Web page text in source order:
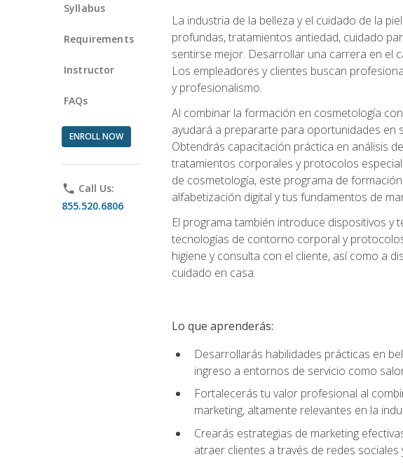
Syllabus
Requirements
Instructor
FAQs
ENROLL NOW
phone Call Us:
855.520.6806
La industria de la belleza y el cuidado de la
profundas, tratamientos antiedad, cuidado
sentirse mejor. Desarrollar una carrera en el
Los empleadores y clientes buscan
y profesionalismo.
Al combinar la formación en cosmetología
ayudará a prepararte para oportunidades en
Obtendrás capacitación práctica en análisis
tratamientos corporales y protocolos
de cosmetología, este programa de
alfabetización digital y tus fundamentos de
El programa también introduce dispositivos
tecnologías de contorno corporal y
higiene y consulta con el cliente, así como a
cuidado en casa.
Lo que aprenderás:
Desarrollarás habilidades prácticas en
ingreso a entornos de servicio como
Fortalecerás tu valor profesional al
marketing, altamente relevantes en la
Crearás estrategias de marketing
atraer clientes a través de redes sociales